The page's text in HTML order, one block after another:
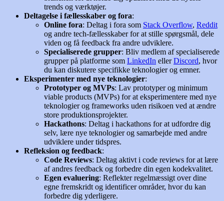
trends og værktøjer.
Deltagelse i fællesskaber og fora:
Online fora: Deltag i fora som Stack Overflow, Reddit
og andre tech-fællesskaber for at stille spørgsmål, dele
viden og få feedback fra andre udviklere.
Specialiserede grupper: Bliv medlem af specialiserede
grupper på platforme som LinkedIn ellerDiscord, hvor
du kan diskutere specifikke teknologier og emner.
Eksperimenter med nye teknologier:
Prototyper og MVPs: Lav prototyper og minimum
viable products (MVPs) for at eksperimentere med nye
teknologier og frameworks uden risikoen ved at ændre
store produktionsprojekter.
Hackathons: Deltag i hackathons for at udfordre dig
selv, lære nye teknologier og samarbejde med andre
udviklere under tidspres.
Refleksion og feedback:
Code Reviews: Deltag aktivt i code reviews for at lære
af andres feedback og forbedre din egen kodekvalitet.
Egen evaluering: Reflekter regelmæssigt over dine
egne fremskridt og identificer områder, hvor du kan
forbedre dig yderligere.